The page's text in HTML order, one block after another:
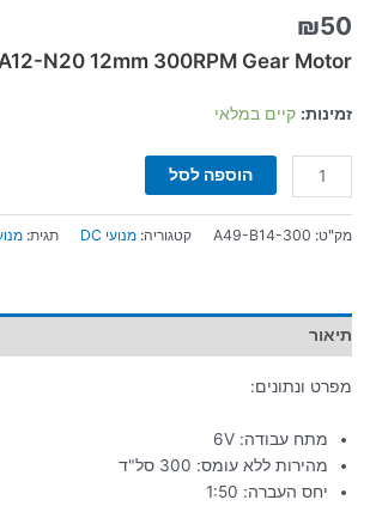
₪50
N20 12mm 300RPM Gear Motor
זמינות: קיים במלאי
הוספה לסל
מק"ט: A49-B14-300 קטגוריה: מנועי DC תגית:
תיאור
מפרט ונתונים:
מתח עבודה: 6V
מהירות ללא עומס: 300 סל"ד
יחס העברה: 1:50